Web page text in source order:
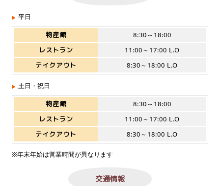
平日
物産館
8:30～18:00
レストラン
11:00～17:00 L.O
テイクアウト
8:30～18:00 L.O
土日・祝日
物産館
8:30～18:00
レストラン
11:00～17:00 L.O
テイクアウト
8:30～18:00 L.O
※年末年始は営業時間が異なります
交通情報